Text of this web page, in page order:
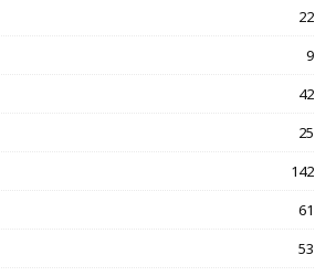
22
9
42
25
142
61
53